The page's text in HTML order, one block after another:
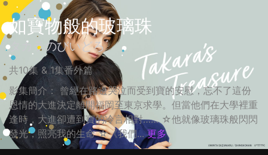
如寶物般的玻璃珠
タカラのびいどろ
共10集 & 1集番外篇
影集簡介： 曾經在路邊哭泣而受到寶的安慰，忘不了這份
恩情的大進決定離開福岡至東京求學。但當他們在大學裡重
逢時，大進卻遭到寶的冷言相對…… ☆他就像玻璃珠般閃閃
發光，照亮我的生命 ☆《我們... 更多